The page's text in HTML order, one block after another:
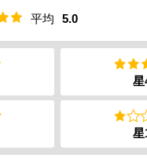
平均 5.0
星
星